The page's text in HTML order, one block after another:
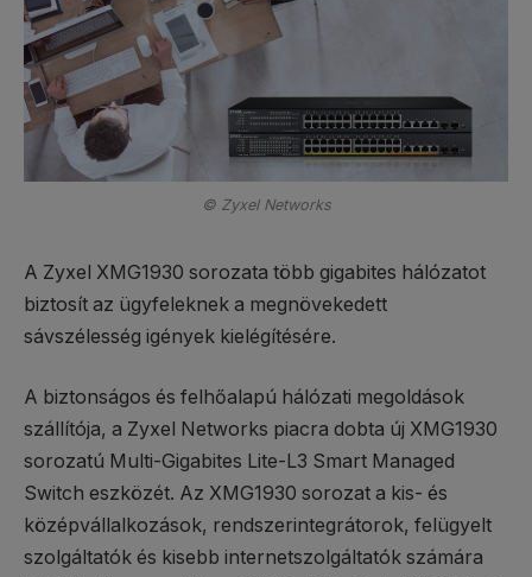
© Zyxel Networks
A Zyxel XMG1930 sorozata több gigabites hálózatot
biztosít az ügyfeleknek a megnövekedett
sávszélesség igények kielégítésére.
A biztonságos és felhőalapú hálózati megoldások
szállítója, a Zyxel Networks piacra dobta új XMG1930
sorozatú Multi-Gigabites Lite-L3 Smart Managed
Switch eszközét. Az XMG1930 sorozat a kis- és
középvállalkozások, rendszerintegrátorok, felügyelt
szolgáltatók és kisebb internetszolgáltatók számára